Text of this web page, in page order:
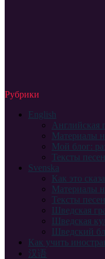
Рубрики
English
Английская
Материалы
Мой блог:
Тексты песен
Svenska
Как это
Материалы
Тексты песен
Шведская
Шведская
Шведский
Как учить
汉语